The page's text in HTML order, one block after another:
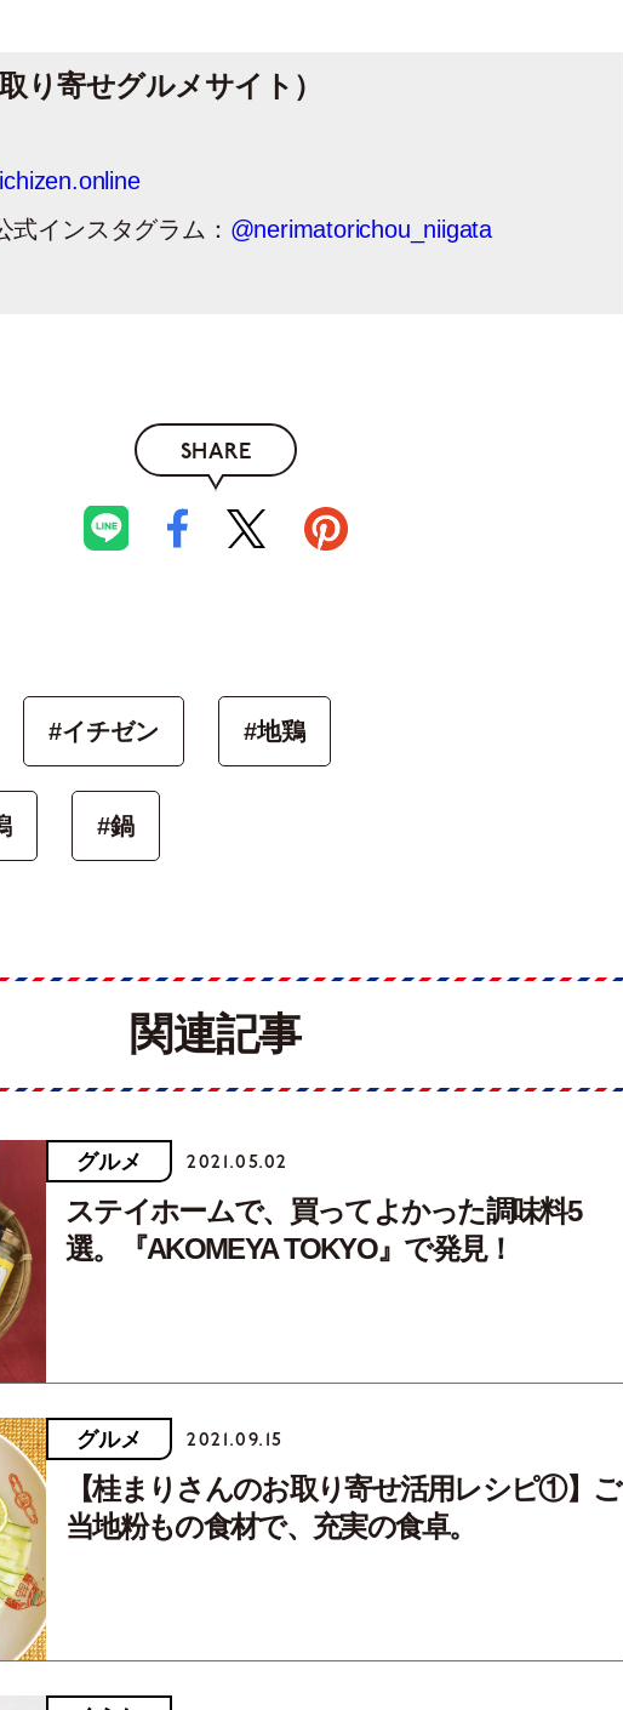
り寄せグルメサイト）
式インスタグラム： @nerimatorichou_niigata
SHARE
#イチゼン #地鶏
#鍋
関連記事
グルメ 2021.05.02
ステイホームで、買ってよかった調味料5
選。『AKOMEYA TOKYO』で発見！
グルメ 2021.09.15
【桂まりさんのお取り寄せ活用レシピ①】ご
当地粉もの食材で、充実の食卓。